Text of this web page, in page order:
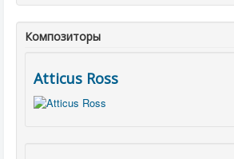
Композиторы
Atticus Ross